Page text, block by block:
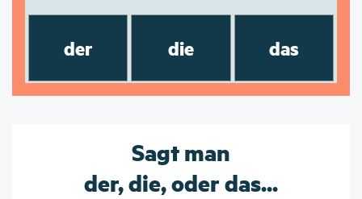
der die das
Sagt man
der, die, oder das...